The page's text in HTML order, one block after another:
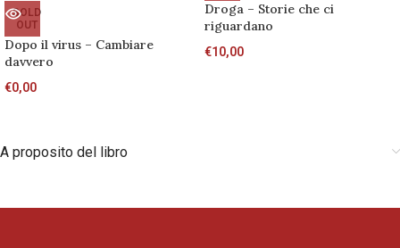
SOLD
OUT
Dopo il virus – Cambiare
davvero
€0,00
Droga – Storie che ci
riguardano
€10,00
A proposito del libro